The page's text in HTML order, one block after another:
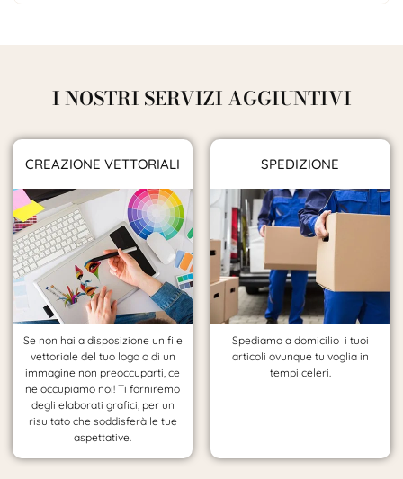
I NOSTRI SERVIZI AGGIUNTIVI
CREAZIONE VETTORIALI
Se non hai a disposizione un file
vettoriale del tuo logo o di un
immagine non preoccuparti, ce
ne occupiamo noi! Ti forniremo
degli elaborati grafici, per un
risultato che soddisferà le tue
aspettative.
SPEDIZIONE
Spediamo a domicilio i tuoi
articoli ovunque tu voglia in
tempi celeri.